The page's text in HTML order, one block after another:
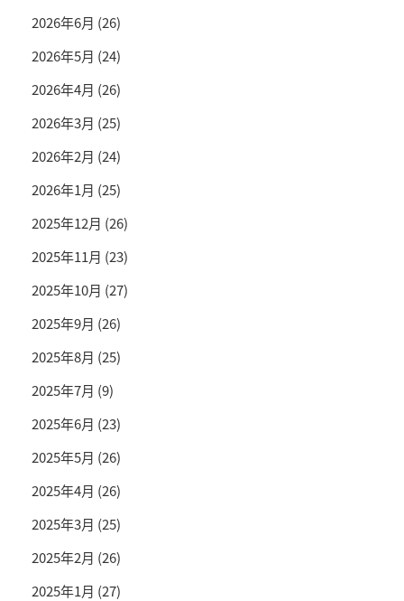
2026年6月 (26)
2026年5月 (24)
2026年4月 (26)
2026年3月 (25)
2026年2月 (24)
2026年1月 (25)
2025年12月 (26)
2025年11月 (23)
2025年10月 (27)
2025年9月 (26)
2025年8月 (25)
2025年7月 (9)
2025年6月 (23)
2025年5月 (26)
2025年4月 (26)
2025年3月 (25)
2025年2月 (26)
2025年1月 (27)